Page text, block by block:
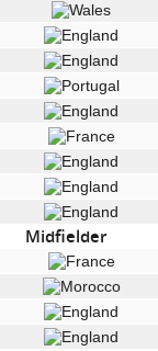
Midfielder